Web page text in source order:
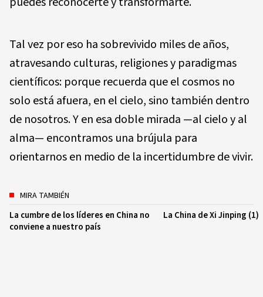
Tal vez por eso ha sobrevivido miles de años,
atravesando culturas, religiones y paradigmas
científicos: porque recuerda que el cosmos no
solo está afuera, en el cielo, sino también dentro
de nosotros. Y en esa doble mirada —al cielo y al
alma— encontramos una brújula para
orientarnos en medio de la incertidumbre de vivir.
MIRA TAMBIÉN
La cumbre de los líderes en China no
conviene a nuestro país
La China de Xi Jinping (1)